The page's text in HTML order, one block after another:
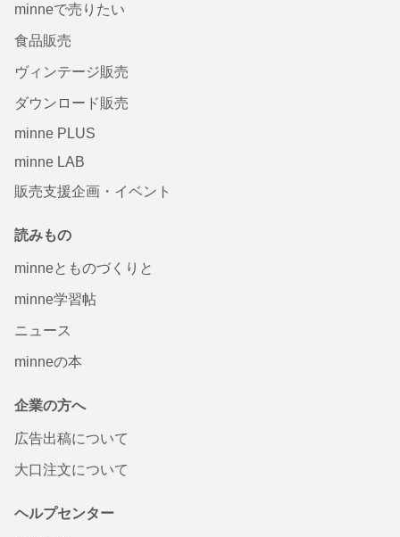
minneで売りたい
食品販売
ヴィンテージ販売
ダウンロード販売
minne PLUS
minne LAB
販売支援企画・イベント
読みもの
minneとものづくりと
minne学習帖
ニュース
minneの本
企業の方へ
広告出稿について
大口注文について
ヘルプセンター